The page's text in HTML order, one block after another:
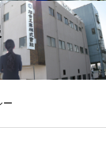
ー